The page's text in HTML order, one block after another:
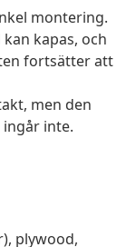
montering.
kapas, och
fortsätter att
men den
ingår inte.
plywood,